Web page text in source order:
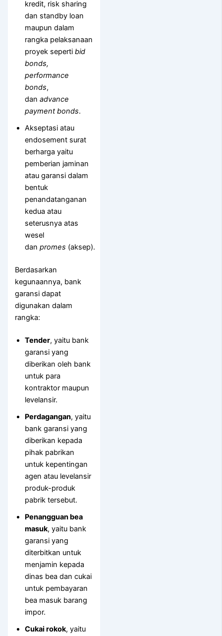
kredit, risk sharing
dan standby loan
maupun dalam
rangka pelaksanaan
proyek sepertibid
bonds,
performance
bonds,
danadvance
payment bonds.
Akseptasi atau
endosement surat
berharga yaitu
pemberian jaminan
atau garansi dalam
bentuk
penandatanganan
kedua atau
seterusnya atas
wesel
danpromes (aksep).
Berdasarkan
kegunaannya, bank
garansi dapat
digunakan dalam
rangka:
Tender, yaitu bank
garansi yang
diberikan oleh bank
untuk para
kontraktor maupun
levelansir.
Perdagangan, yaitu
bank garansi yang
diberikan kepada
pihak pabrikan
untuk kepentingan
agen atau levelansir
produk-produk
pabrik tersebut.
Penangguan bea
masuk, yaitu bank
garansi yang
diterbitkan untuk
menjamin kepada
dinas bea dan cukai
untuk pembayaran
bea masuk barang
impor.
Cukai rokok, yaitu